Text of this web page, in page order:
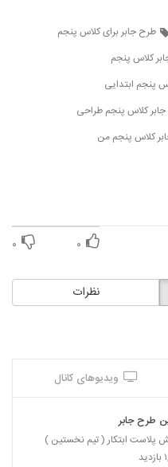
طرح جابر برای کلاس پنجم
كلاس پنجم
پنجم ابتدایی
کلاس پنجم طراحی
کلاس پنجم من
۰ ۰
نظرات
ویدیوهای کانال
طرح جابر
پلاست ابتکار ( تیم نخستین )